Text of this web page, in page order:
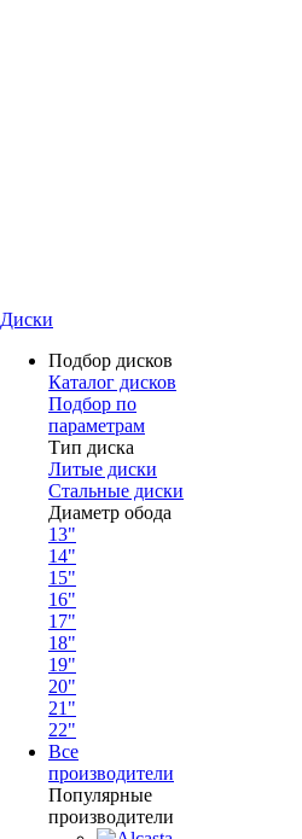
Диски
Подбор дисков
Каталог дисков
Подбор по
параметрам
Тип диска
Литые диски
Стальные диски
Диаметр обода
13"
14"
15"
16"
17"
18"
19"
20"
21"
22"
Все
производители
Популярные
производители